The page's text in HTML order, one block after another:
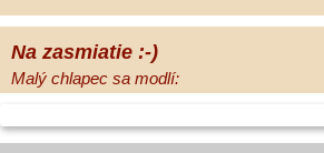
Na zasmiatie :-)
Malý chlapec sa modlí:
mamičku a prosím aj za Teba, Pane Bože,